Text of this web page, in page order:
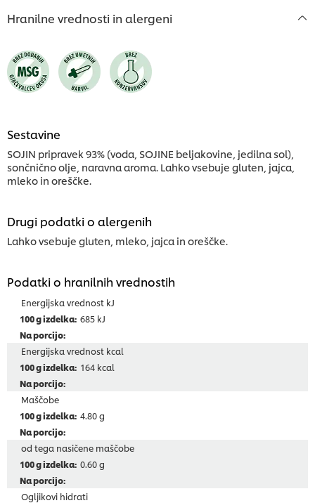
Hranilne vrednosti in alergeni
Sestavine
SOJIN pripravek 93% (voda, SOJINE beljakovine, jedilna sol),
sončnično olje, naravna aroma. Lahko vsebuje gluten, jajca,
mleko in oreščke.
Drugi podatki o alergenih
Lahko vsebuje gluten, mleko, jajca in oreščke.
Podatki o hranilnih vrednostih
Energijska vrednost kJ
685 kJ
Energijska vrednost kcal
164 kcal
Maščobe
4.80 g
od tega nasičene maščobe
0.60 g
Ogljikovi hidrati